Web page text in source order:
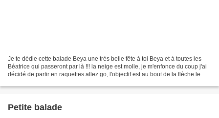
Je te dédie cette balade Beya une très belle fête à toi Beya et à toutes les
Béatrice qui passeront par là !!! la neige est molle, je m'enfonce du coup j'ai
décidé de partir en raquettes allez go, l'objectif est au bout de la flèche le
Petite balade